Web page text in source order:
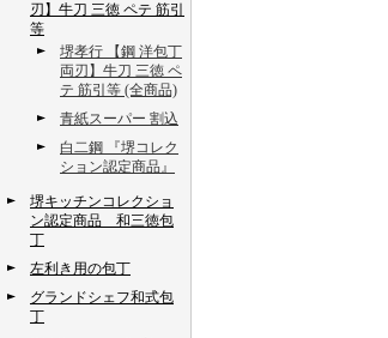
刃】牛刀 三徳 ペテ 筋引
等
堺孝行 【鋼 洋包丁
両刃】牛刀 三徳 ペ
テ 筋引等 (全商品)
青紙スーパー 割込
白二鋼 『堺コレク
ション認定商品』
堺キッチンコレクショ
ン認定商品 和三徳包
丁
左利き用の包丁
グランドシェフ和式包
丁